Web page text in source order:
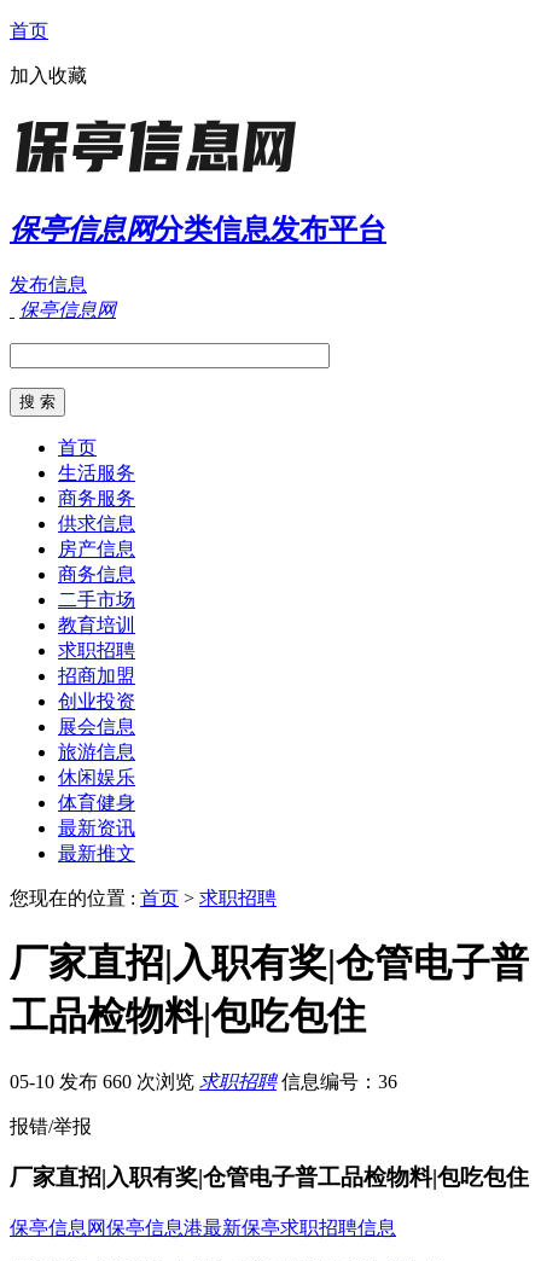
首页
加入收藏
保亭信息网分类信息发布平台
发布信息
保亭信息网
首页
生活服务
商务服务
供求信息
房产信息
商务信息
二手市场
教育培训
求职招聘
招商加盟
创业投资
展会信息
旅游信息
休闲娱乐
体育健身
最新资讯
最新推文
您现在的位置 : 首页 > 求职招聘
厂家直招|入职有奖|仓管电子普
工品检物料|包吃包住
05-10 发布 660 次浏览 求职招聘 信息编号：36
报错/举报
厂家直招|入职有奖|仓管电子普工品检物料|包吃包住
保亭信息网保亭信息港最新保亭求职招聘信息